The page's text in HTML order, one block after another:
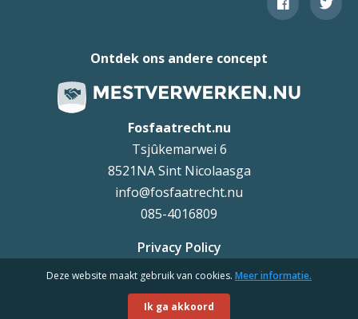
Fosfaatrecht.nu
Tsjûkemarwei 6
8521NA Sint Nicolaasga
info@fosfaatrecht.nu
085-4016809
Ontdek ons andere concept
Privacy Policy
©Uteq
Deze website maakt gebruik van cookies. Meer informatie.
Ik ga akkoord